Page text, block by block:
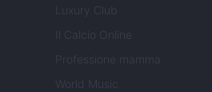
Luxury Club
Il Calcio Online
Professione mamma
World Music